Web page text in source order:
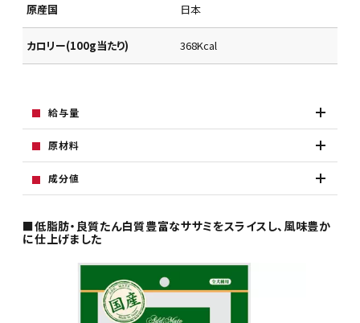
原産国 日本
カロリー(100g当たり) 368Kcal
給与量
原材料
成分値
■低脂肪・良質たん白質豊富なササミをスライスし、風味豊か
に仕上げました